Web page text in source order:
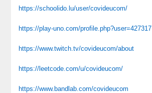
https://schoolido.lu/user/covideucom/
https://play-uno.com/profile.php?user=427317
https://www.twitch.tv/covideucom/about
https://leetcode.com/u/covideucom/
https://www.bandlab.com/covideucom